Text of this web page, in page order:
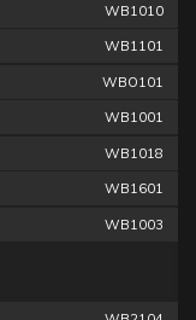
WB1010
WB1101
WBO101
WB1001
WB1018
WB1601
WB1003